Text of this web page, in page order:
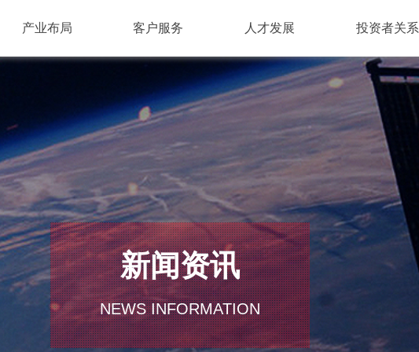
产业布局 客户服务 人才发展 投资者关系
新闻资讯
NEWS INFORMATION